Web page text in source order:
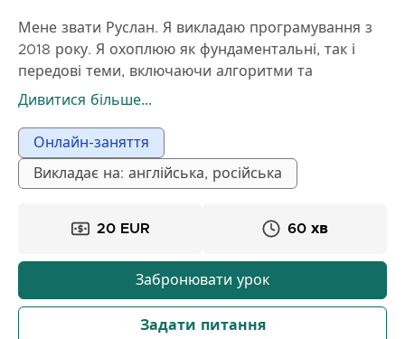
Мене звати Руслан. Я викладаю програмування з
2018 року. Я охоплюю як фундаментальні, так і
передові теми, включаючи алгоритми та
структури даних, якість коду та продуктивність.
практичному досвіді та вирішенні проблем. Я
також допомагаю людям готуватися до технічних
співбесід.
Дивитися більше...
Онлайн-заняття
Викладає на: англійська, російська
20 EUR 60 хв
Забронювати урок
Задати питання